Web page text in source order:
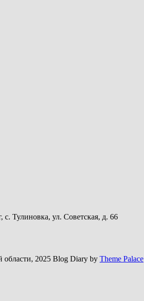
Тулиновка, ул. Советская, д. 66
области, 2025 Blog Diary by Theme Palace